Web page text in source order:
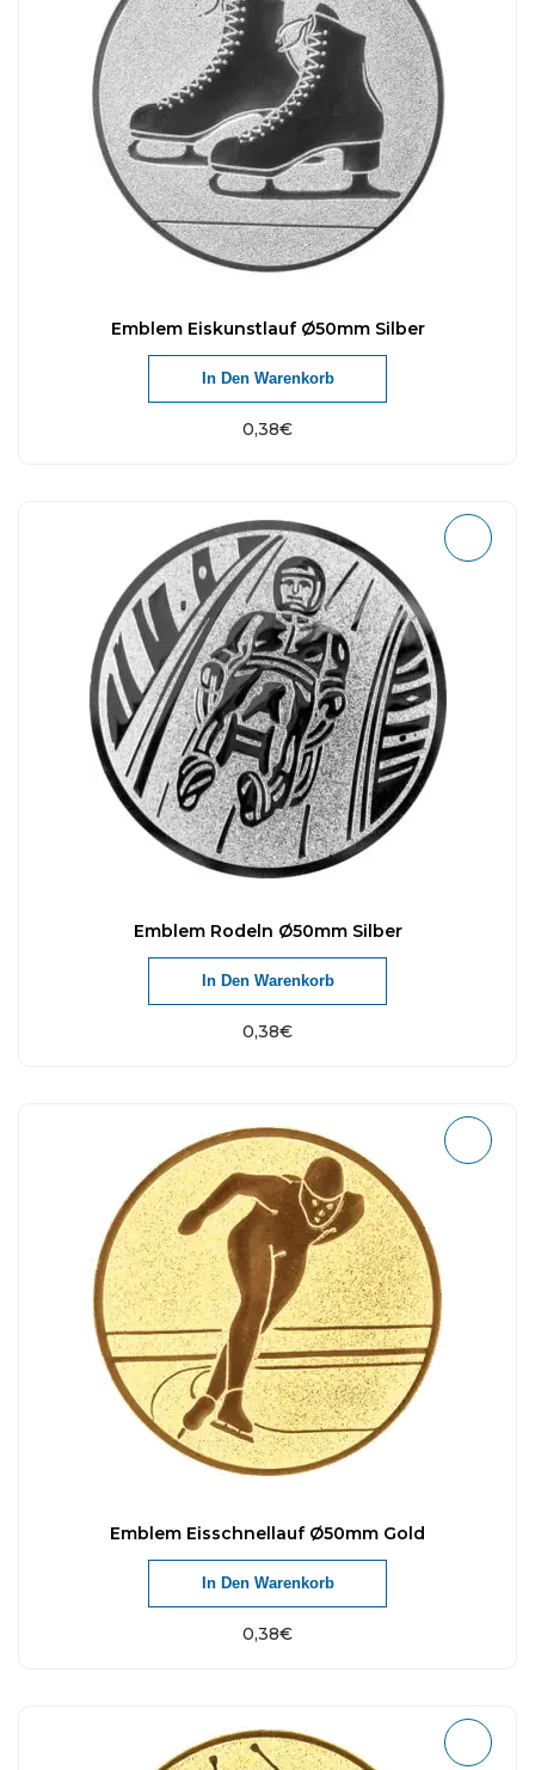
Emblem Eiskunstlauf Ø50mm Silber
0,38€
In Den Warenkorb
Emblem Rodeln Ø50mm Silber
0,38€
In Den Warenkorb
Emblem Eisschnellauf Ø50mm Gold
0,38€
In Den Warenkorb